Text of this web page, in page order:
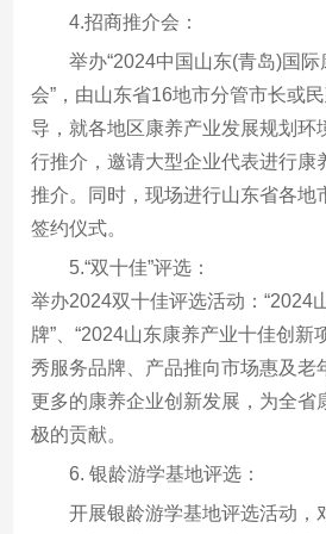
4.招商推介会：
举办“2024中国山东(青岛)国
会”，由山东省16地市分管市长或
导，就各地区康养产业发展规划环
行推介，邀请大型企业代表进行康
推介。同时，现场进行山东省各地
签约仪式。
5.“双十佳”评选：
举办2024双十佳评选活动：“2024
牌”、“2024山东康养产业十佳创新
秀服务品牌、产品推向市场惠及老
更多的康养企业创新发展，为全省
极的贡献。
6. 银龄游学基地评选：
开展银龄游学基地评选活动，